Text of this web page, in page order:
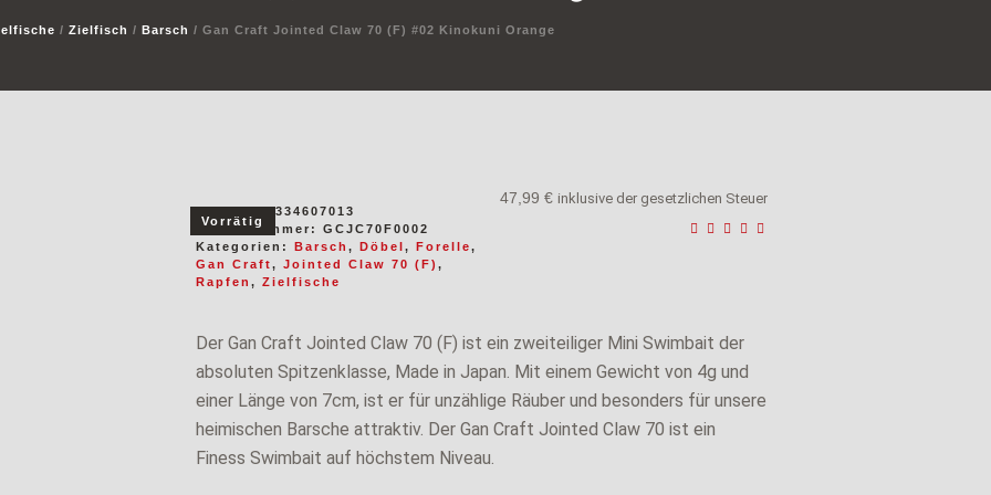
/ Zielfisch / Barsch / Gan Craft Jointed Claw 70 (F) #02 Kinokuni Orange
47,99 € inklusive der gesetzlichen Steuer
EAN:4571334607013
Artikelnummer: GCJC70F0002
Kategorien: Barsch , Döbel, Forelle,
Gan Craft, Jointed Claw 70 (F) ,
Rapfen , Zielfische
Der Gan Craft Jointed Claw 70 (F) ist ein zweiteiliger Mini Swimbait der
absoluten Spitzenklasse, Made in Japan. Mit einem Gewicht von 4g und
einer Länge von 7cm, ist er für unzählige Räuber und besonders für unsere
heimischen Barsche attraktiv. Der Gan Craft Jointed Claw 70 ist ein
Finess Swimbait auf höchstem Niveau.
Vorrätig